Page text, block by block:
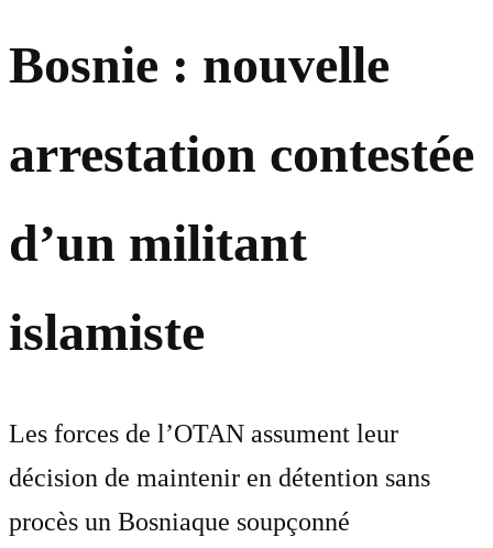
Bosnie : nouvelle
arrestation contestée
d’un militant
islamiste
Les forces de l’OTAN assument leur
décision de maintenir en détention sans
procès un Bosniaque soupçonné